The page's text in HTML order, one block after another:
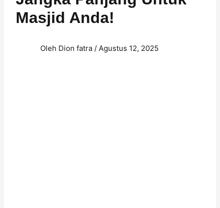
Masjid Anda!
Oleh Dion fatra /Agustus 12, 2025